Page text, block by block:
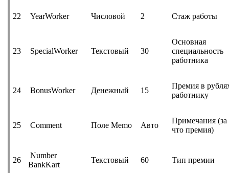
22 YearWorker Числовой 2 Стаж работы
23 SpecialWorker Текстовый 30
Основная
специальность
работника
24 BonusWorker Денежный 15
Премия в
работнику
25 Comment Поле Memo Авто
Примечания (за
что премия)
26
Number
BankKart
Текстовый 60 Тип премии